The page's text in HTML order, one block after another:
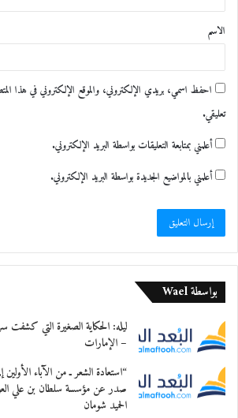
ق
*
الاسم
احفظ اسمي، بريدي الإلكتروني، والموقع الإلكتروني في هذا
تعليقي.
أعلمني بمتابعة التعليقات بواسطة البريد الإلكتروني.
أعلمني بالمواضيع الجديدة بواسطة البريد الإلكتروني.
بواسطة Wael
ليله: الحكاية الصغيرة التي كشفت
– الإمارات
“استعادة الشعر ـ من الآباء
صدر عن مؤسسة سلطان بن علي
الحميد شومان